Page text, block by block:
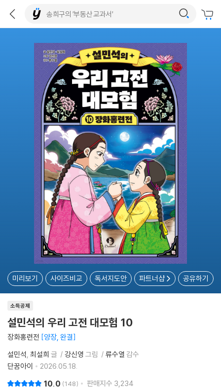
미리보기 사이즈비교 독서지도안 파트너샵 공유하기
소득공제
설민석의 우리 고전 대모험 10
장화홍련전 양장, 완결
설민석 최설희 글 강신영 그림 류수열 감수
단꿈아이
2026.05.18.
10.0 148 판매지수 3,234